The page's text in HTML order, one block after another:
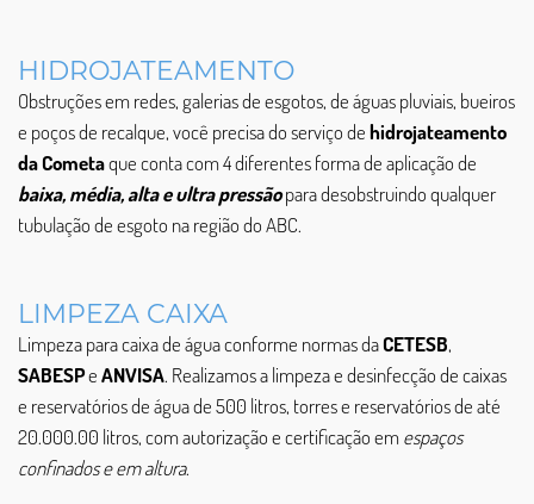
HIDROJATEAMENTO
Obstruções em redes, galerias de esgotos, de águas pluviais, bueiros
e poços de recalque, você precisa do serviço dehidrojateamento
da Cometaque conta com 4 diferentes forma de aplicação de
baixa, média, alta e ultra pressãopara desobstruindo qualquer
tubulação de esgoto na região do ABC.
LIMPEZA CAIXA
Limpeza para caixa de água conforme normas daCETESB,
SABESPeANVISA. Realizamos a limpeza e desinfecção de caixas
e reservatórios de água de 500 litros, torres e reservatórios de até
20.000.00 litros, com autorização e certificação emespaços
confinados e em altura.